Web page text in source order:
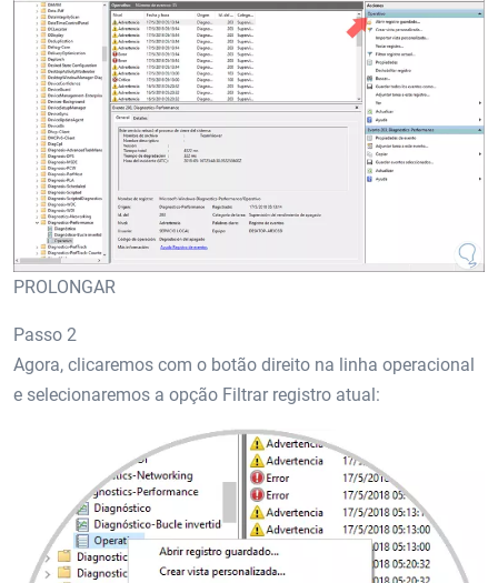
PROLONGAR
Passo 2
Agora, clicaremos com o botão direito na linha operacional
e selecionaremos a opção Filtrar registro atual: